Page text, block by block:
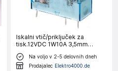
Iskalni vtič/priključek za
tisk.12VDC 1W10A 3,5mm
razmik 40.31.9.012.0000
Na voljo v 2-5 delovnih dneh
Prodajalec Elektro4000.de